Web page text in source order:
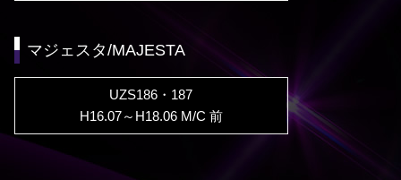
マジェスタ/MAJESTA
UZS186・187
H16.07～H18.06 M/C 前